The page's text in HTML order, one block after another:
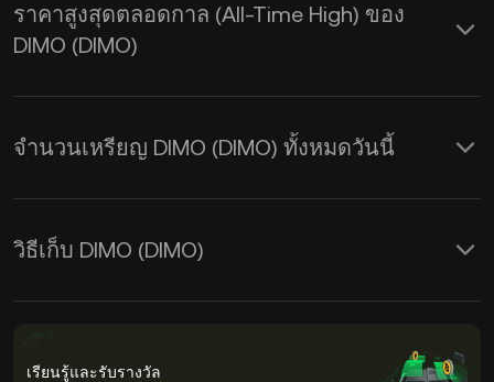
ราคาสูงสุดตลอดกาล (All-Time High) ของ
DIMO (DIMO)
จำนวนเหรียญ DIMO (DIMO) ทั้งหมดวันนี้
วิธีเก็บ DIMO (DIMO)
เรียนรู้และรับรางวัล